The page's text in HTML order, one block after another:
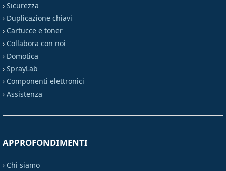
› Sicurezza
› Duplicazione chiavi
› Cartucce e toner
› Collabora con noi
› Domotica
› SprayLab
› Componenti elettronici
› Assistenza
APPROFONDIMENTI
› Chi siamo